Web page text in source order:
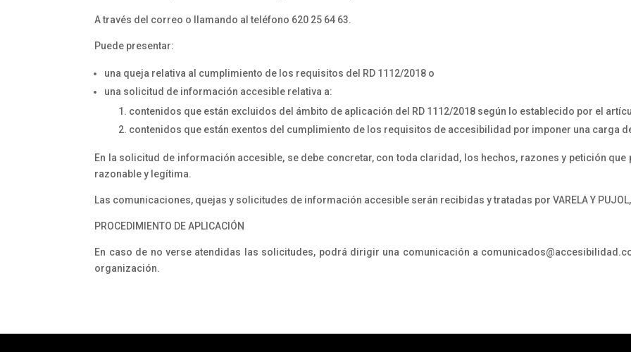
A través del correo o llamando al teléfono 620 25 64 63.
Puede presentar:
una queja relativa al cumplimiento de los requisitos del RD 1112/2018 o
una solicitud de información accesible relativa a:
contenidos que están excluidos del ámbito de aplicación del RD 1112/2018 según lo establecido por el
contenidos que están exentos del cumplimiento de los requisitos de accesibilidad por imponer una carga
En la solicitud de información accesible, se debe concretar, con toda claridad, los hechos, razones y petición
razonable y legítima.
Las comunicaciones, quejas y solicitudes de información accesible serán recibidas y tratadas por VARELA Y PUJOL,
PROCEDIMIENTO DE APLICACIÓN
En caso de no verse atendidas las solicitudes, podrá dirigir una comunicación a
organización.